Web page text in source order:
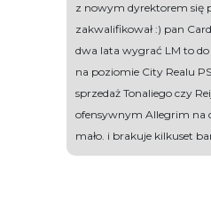
z nowym dyrektorem się
zakwalifikował :) pan
dwa lata wygrać LM to
na poziomie City Realu
sprzedaż Tonaliego czy
ofensywnym Allegrim na
mało. i brakuje kilkuset